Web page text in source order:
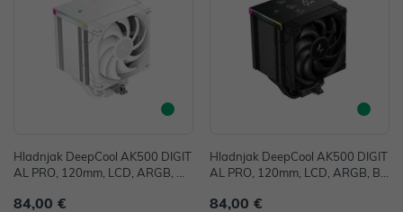
Hladnjak DeepCool AK500 DIGIT
AL PRO, 120mm, LCD, ARGB, W
84,00 €
Hladnjak DeepCool AK500 DIGIT
AL PRO, 120mm, LCD, ARGB, Bl
84,00 €